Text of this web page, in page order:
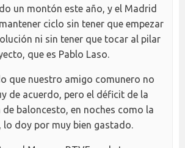
un montón este año, y el Madrid
ciclo sin tener que empezar
ni sin tener que tocar al pilar
que es Pablo Laso.
que nuestro amigo comunero no
de acuerdo, pero el déficit de la
de baloncesto, en noches como la
lo doy por muy bien gastado.